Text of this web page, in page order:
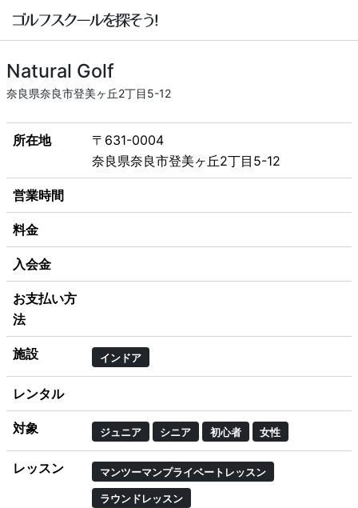
Natural Golf
奈良県奈良市登美ヶ丘2丁目5-12
所在地
〒631-0004
奈良県奈良市登美ヶ丘2丁目5-12
営業時間
料金
入会金
お支払い方
法
施設 インドア
レンタル
対象 ジュニア シニア 初心者 女性
レッスン マンツーマンプライベートレッスン
ラウンドレッスン